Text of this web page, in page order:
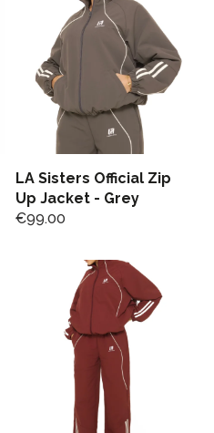
LA Sisters Official Zip
Up Jacket - Grey
€99.00